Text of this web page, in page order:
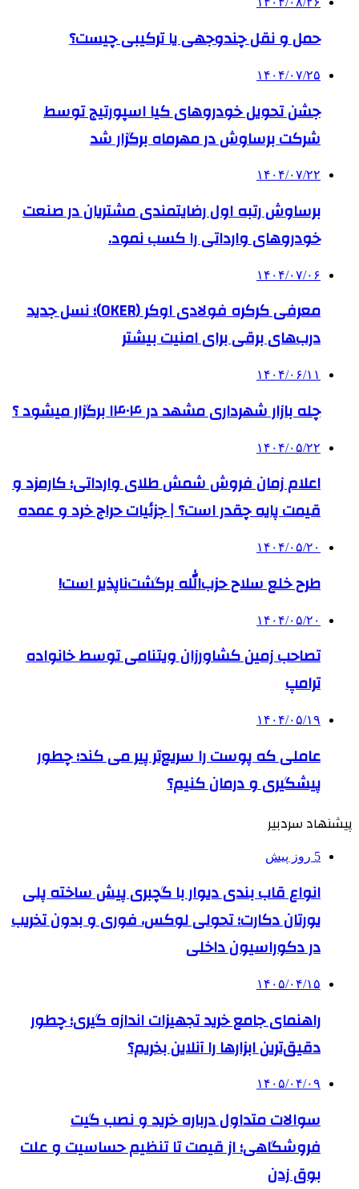
حمل و نقل چندوجهی یا ترکیبی چیست؟
۱۴۰۴/۰۷/۲۵
جشن تحویل خودروهای کیا اسپورتیج توسط
شرکت برساوش در مهرماه برگزار شد
۱۴۰۴/۰۷/۲۲
برساوش رتبه اول رضایتمندی مشتریان در صنعت
خودروهای وارداتی را کسب نمود.
۱۴۰۴/۰۷/۰۶
معرفی کرکره فولادی اوکر (OKER)؛ نسل جدید
درب‌های برقی برای امنیت بیشتر
۱۴۰۴/۰۶/۱۱
چله بازار شهرداری مشهد در ۱۴۰۴ برگزار میشود ؟
۱۴۰۴/۰۵/۲۲
اعلام زمان فروش شمش طلای وارداتی؛ کارمزد و
قیمت پایه چقدر است؟ | جزئیات حراج خرد و عمده
۱۴۰۴/۰۵/۲۰
طرح خلع سلاح حزب‌الله برگشت‌ناپذیر است!
۱۴۰۴/۰۵/۲۰
تصاحب زمین کشاورزان ویتنامی توسط خانواده
ترامپ
۱۴۰۴/۰۵/۱۹
عاملی که پوست را سریع‌تر پیر می کند؛ چطور
پیشگیری و درمان کنیم؟
پیشنهاد سردبیر
5 روز پیش
انواع قاب بندی دیوار با گچبری پیش ساخته پلی
یورتان دکارت؛ تحولی لوکس، فوری و بدون تخریب
در دکوراسیون داخلی
۱۴۰۵/۰۴/۱۵
راهنمای جامع خرید تجهیزات اندازه گیری؛ چطور
دقیق‌ترین ابزارها را آنلاین بخریم؟
۱۴۰۵/۰۴/۰۹
سوالات متداول درباره خرید و نصب گیت
فروشگاهی؛ از قیمت تا تنظیم حساسیت و علت
بوق زدن